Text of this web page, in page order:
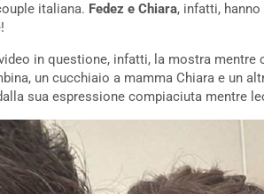
italiana. Fedez e Chiara, infatti,
in questione, infatti, la mostra mentre
un cucchiaio a mamma Chiara e un
sua espressione compiaciuta mentre